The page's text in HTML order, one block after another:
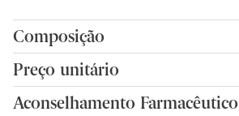
Composição
CAMOMILA, FUNCHO
Preço unitário
0,31€ / Bastões
Aconselhamento Farmacêutico